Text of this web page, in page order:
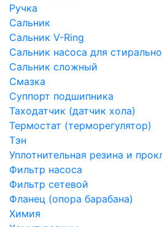
Ручка
Сальник
Сальник V-Ring
Сальник насоса для
Сальник сложный
Смазка
Суппорт подшипника
Таходатчик (датчик хола)
Термостат (терморегулятор)
Тэн
Уплотнительная резина и
Фильтр насоса
Фильтр сетевой
Фланец (опора барабана)
Химия